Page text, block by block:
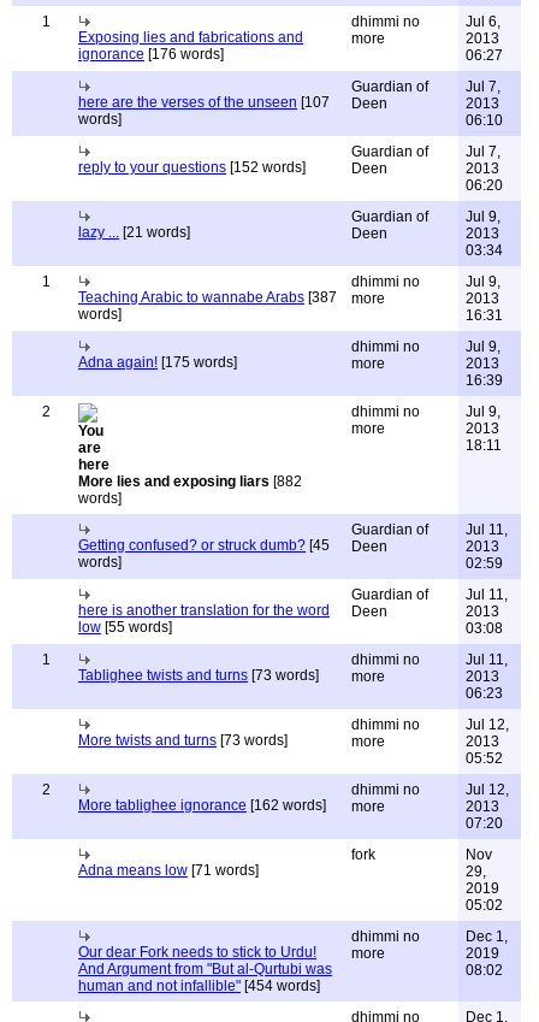
1
Exposing lies and fabrications and
ignorance [176 words]
dhimmi no
more
Jul 6,
2013
06:27
here are the verses of the unseen [107
words]
Guardian of
Deen
Jul 7,
2013
06:10
reply to your questions [152 words]
Guardian of
Deen
Jul 7,
2013
06:20
lazy ... [21 words]
Guardian of
Deen
Jul 9,
2013
03:34
1
Teaching Arabic to wannabe Arabs [387
words]
dhimmi no
more
Jul 9,
2013
16:31
Adna again! [175 words]
dhimmi no
more
Jul 9,
2013
16:39
2
More lies and exposing liars [882
words]
dhimmi no
more
Jul 9,
2013
18:11
Getting confused? or struck dumb? [45
words]
Guardian of
Deen
Jul 11,
2013
02:59
here is another translation for the word
low [55 words]
Guardian of
Deen
Jul 11,
2013
03:08
1
Tablighee twists and turns [73 words]
dhimmi no
more
Jul 11,
2013
06:23
More twists and turns [73 words]
dhimmi no
more
Jul 12,
2013
05:52
2
More tablighee ignorance [162 words]
dhimmi no
more
Jul 12,
2013
07:20
Adna means low [71 words]
fork
Nov
29,
2019
05:02
Our dear Fork needs to stick to Urdu!
And Argument from "But al-Qurtubi was
human and not infallible" [454 words]
dhimmi no
more
Dec 1,
2019
08:02
dhimmi no
Dec 1,